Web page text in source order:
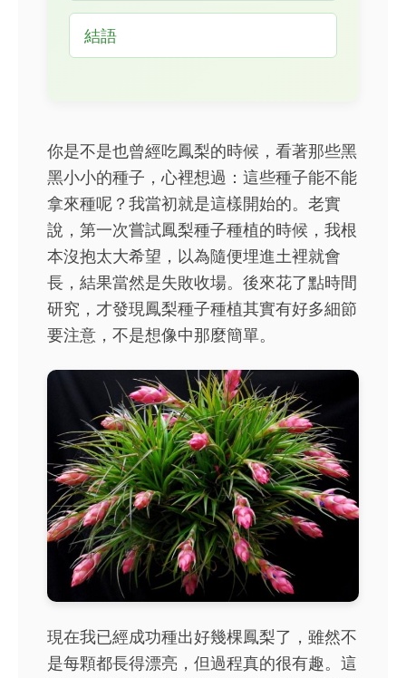
結語
你是不是也曾經吃鳳梨的時候，看著那些黑
黑小小的種子，心裡想過：這些種子能不能
拿來種呢？我當初就是這樣開始的。老實
說，第一次嘗試鳳梨種子種植的時候，我根
本沒抱太大希望，以為隨便埋進土裡就會
長，結果當然是失敗收場。後來花了點時間
研究，才發現鳳梨種子種植其實有好多細節
要注意，不是想像中那麼簡單。
現在我已經成功種出好幾棵鳳梨了，雖然不
是每顆都長得漂亮，但過程真的很有趣。這